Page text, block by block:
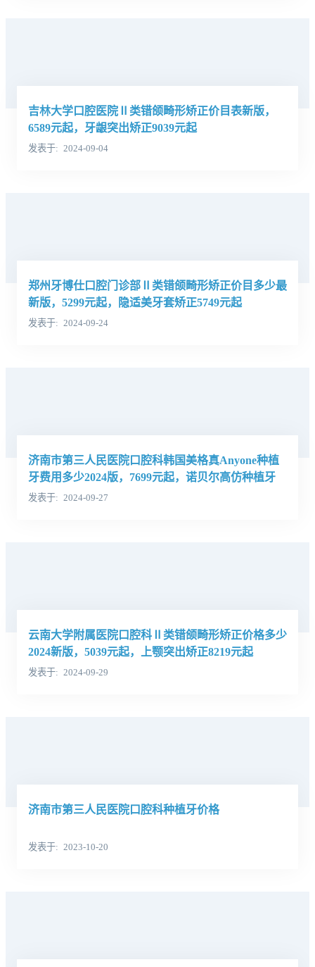
吉林大学口腔医院Ⅱ类错颌畸形矫正价目表新版，
6589元起，牙龈突出矫正9039元起
发表于 2024-09-04
郑州牙博仕口腔门诊部Ⅱ类错颌畸形矫正价目多少最
新版，5299元起，隐适美牙套矫正5749元起
发表于 2024-09-24
济南市第三人民医院口腔科韩国美格真Anyone种植
牙费用多少2024版，7699元起，诺贝尔高仿种植牙
9749元起
发表于 2024-09-27
云南大学附属医院口腔科Ⅱ类错颌畸形矫正价格多少
2024新版，5039元起，上颚突出矫正8219元起
发表于 2024-09-29
济南市第三人民医院口腔科种植牙价格
发表于 2023-10-20